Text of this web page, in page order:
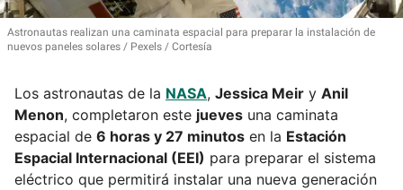
Astronautas realizan una caminata espacial para preparar la instalación de
nuevos paneles solares
Pexels / Cortesía
Los astronautas de la NASA, Jessica Meir y Anil
Menon, completaron este jueves una caminata
espacial de 6 horas y 27 minutos en la Estación
Espacial Internacional (EEI) para preparar el sistema
eléctrico que permitirá instalar una nueva generación